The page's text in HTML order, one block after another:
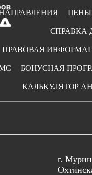
ЦЕНЫ
СПРАВКА
ПРАВОВАЯ
БОНУСНАЯ
КАЛЬКУЛЯТОР
г.